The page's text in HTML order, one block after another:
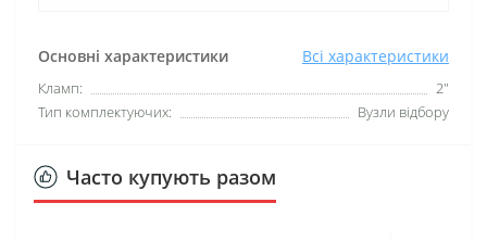
Основні характеристики Всі характеристики
Кламп:
2"
Тип комплектуючих:
Вузли відбору
Часто купують разом